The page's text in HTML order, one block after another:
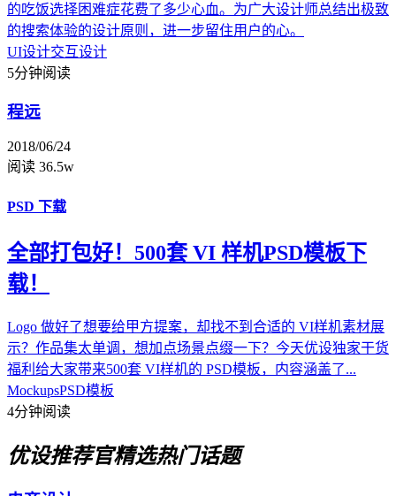
的吃饭选择困难症花费了多少心血。为广大设计师总结出极致
的搜索体验的设计原则，进一步留住用户的心。
UI设计交互设计
5分钟阅读
程远
2018/06/24
阅读 36.5w
PSD 下载
全部打包好！500套 VI 样机PSD模板下
载！
Logo 做好了想要给甲方提案，却找不到合适的 VI样机素材展
示？作品集太单调，想加点场景点缀一下？今天优设独家干货
福利给大家带来500套 VI样机的 PSD模板，内容涵盖了...
MockupsPSD模板
4分钟阅读
优设推荐官精选热门话题